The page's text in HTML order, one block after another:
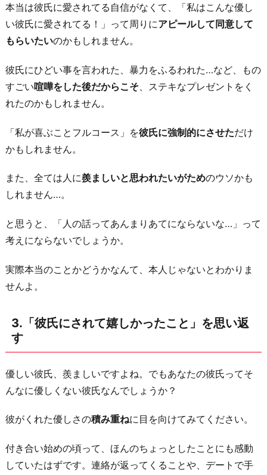
い
4.
「彼
氏
か
ら
き
に
な
っ
こ
と
思
い
出
す
5.
し
し
た
本当は彼氏に愛されてる自信がなくて、「私はこんな優し
い彼氏に愛されてる！」って周りにアピールして同意して
もらいたいのかもしれません。
彼氏にひどい事を言われた、暴力をふるわれた…など、もの
すごい喧嘩をした後だからこそ 、ステキなプレゼントをく
れたのかもしれません。
「私が喜ぶことフルコース」を彼氏に強制的にさせただけ
かもしれません。
また、全ては人に羨ましいと思われたいがためのウソかも
しれません…。
と思うと、「人の話ってあんまりあてにならないな…」って
考えにならないでしょうか。
実際本当のことかどうかなんて、本人じゃないとわかりま
せんよ。
3.「彼氏にされて嬉しかったこと」を思い返
す
優しい彼氏、羨ましいですよね。でもあなたの彼氏ってそ
んなに優しくない彼氏なんでしょうか？
彼がくれた優しさの積み重ねに目を向けてみてください。
付き合い始めの頃って、ほんのちょっとしたことにも感動
していたはずです。連絡が返ってくることや、デートで手